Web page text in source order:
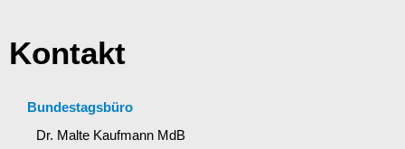
Kontakt
Bundestagsbüro
Dr. Malte Kaufmann MdB